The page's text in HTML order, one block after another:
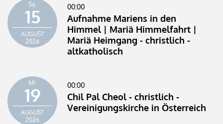
Sa.
15
AUGUST
2026
00:00
Aufnahme Mariens in den
Himmel | Mariä Himmelfahrt |
Mariä Heimgang - christlich -
altkatholisch
Mi.
19
AUGUST
2026
00:00
Chil Pal Cheol - christlich -
Vereinigungskirche in Österreich